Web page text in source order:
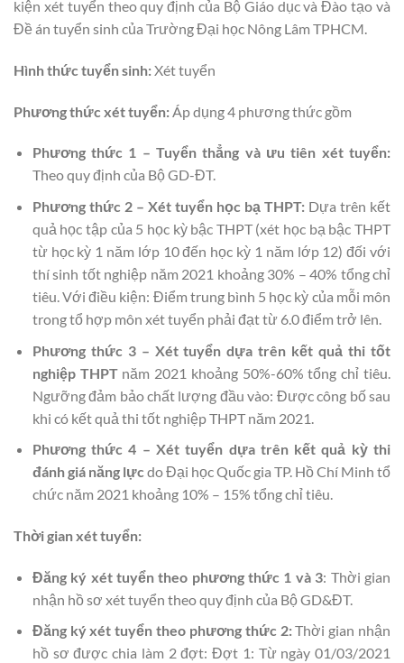
kiện xét tuyển theo quy định của Bộ Giáo dục và Đào tạo và
Đề án tuyển sinh của Trường Đại học Nông Lâm TPHCM.
Hình thức tuyển sinh:Xét tuyển
Phương thức xét tuyển: Áp dụng 4 phương thức gồm
Phương thức 1 – Tuyển thẳng và ưu tiên xét tuyển:
Theo quy định của Bộ GD-ĐT.
Phương thức 2 – Xét tuyển học bạ THPT:Dựa trên kết
quả học tập của 5 học kỳ bậc THPT (xét học bạ bậc THPT
từ học kỳ 1 năm lớp 10 đến học kỳ 1 năm lớp 12) đối với
thí sinh tốt nghiệp năm 2021 khoảng 30% – 40% tổng chỉ
tiêu. Với điều kiện: Điểm trung bình 5 học kỳ của mỗi môn
trong tổ hợp môn xét tuyển phải đạt từ 6.0 điểm trở lên.
Phương thức 3 – Xét tuyển dựa trên kết quả thi tốt
nghiệp THPTnăm 2021 khoảng 50%-60% tổng chỉ tiêu.
Ngưỡng đảm bảo chất lượng đầu vào: Được công bố sau
khi có kết quả thi tốt nghiệp THPT năm 2021.
Phương thức 4 – Xét tuyển dựa trên kết quả kỳ thi
đánh giá năng lựcdo Đại học Quốc gia TP. Hồ Chí Minh tổ
chức năm 2021 khoảng 10% – 15% tổng chỉ tiêu.
Thời gian xét tuyển:
Đăng ký xét tuyển theo phương thức 1 và 3: Thời gian
nhận hồ sơ xét tuyển theo quy định của Bộ GD&ĐT.
Đăng ký xét tuyển theo phương thức 2:Thời gian nhận
hồ sơ được chia làm 2 đợt: Đợt 1: Từ ngày 01/03/2021